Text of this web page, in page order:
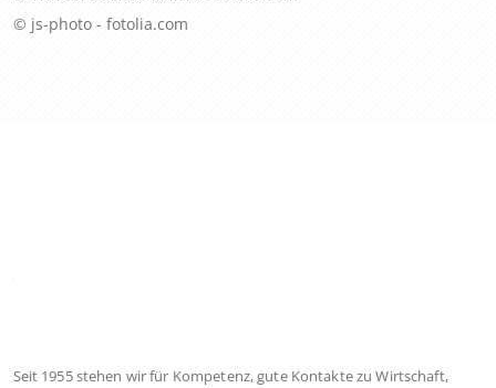
© js-photo - fotolia.com
Seit 1955 stehen wir für Kompetenz, gute Kontakte zu Wirtschaft,